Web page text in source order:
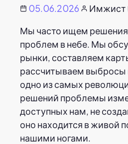
05.06.2026 Имжист
Мы часто ищем
проблем в небе. Мы
рынки, составляем
рассчитываем выбросы
одно из самых
решений проблемы
доступных нам, не
оно находится в живой
нашими ногами.